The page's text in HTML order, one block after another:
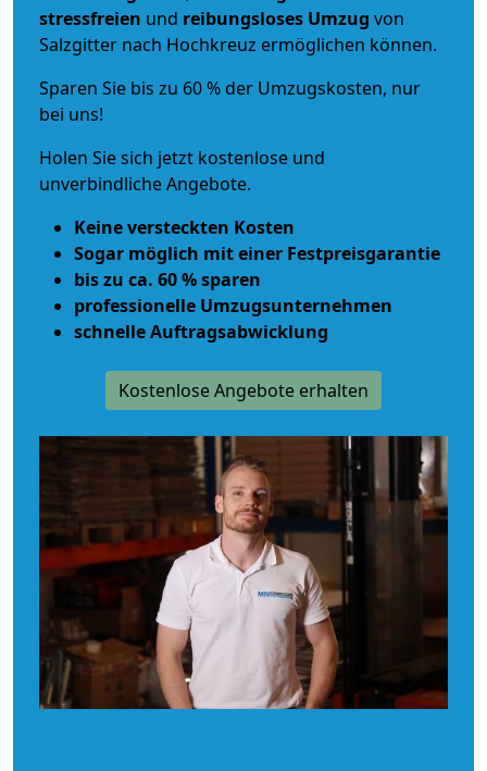
stressfreien und reibungsloses Umzug von
Salzgitter nach Hochkreuz ermöglichen können.
Sparen Sie bis zu 60 % der Umzugskosten, nur
bei uns!
Holen Sie sich jetzt kostenlose und
unverbindliche Angebote.
Keine versteckten Kosten
Sogar möglich mit einer Festpreisgarantie
bis zu ca. 60 % sparen
professionelle Umzugsunternehmen
schnelle Auftragsabwicklung
Kostenlose Angebote erhalten